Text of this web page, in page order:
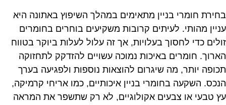
חומרי בניין מתאימים במהלך השיפוץ באתונה היא
מהותי. לעיתים קרובות משקיעים בוחרים בחומרים
כדי לחסוך בעלויות, אך זה עלול לעלות ביוקר בטווח
חומרים באיכות נמוכה עשויים להזדקק לתחזוקה
יותר, מה שיגרום להוצאות נוספות ולפגיעה בערך
השקעה בחומרי בניין איכותיים, כמו אריחי קרמיקה,
טבעי או צבעים אקולוגיים, לא רק שתשפר את המראה